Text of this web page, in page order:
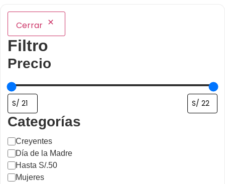
Cerrar
Filtro
Precio
Categorías
Creyentes
Día de la Madre
Hasta S/.50
Mujeres